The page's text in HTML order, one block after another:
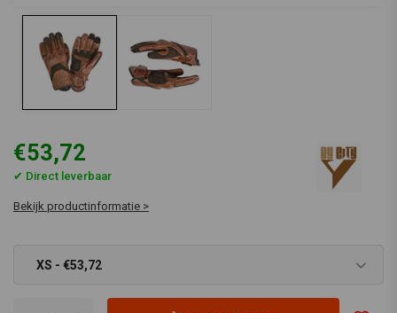
€53,72
✔ Direct leverbaar
Bekijk productinformatie >
XS - €53,72